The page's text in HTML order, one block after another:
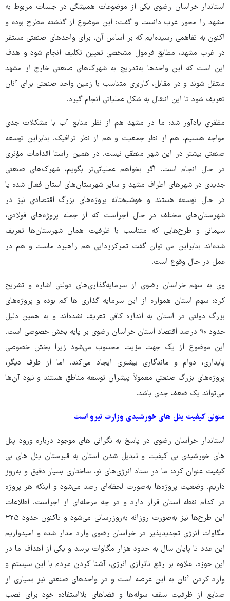
استاندار خراسان رضوی یکی از موضوعات همیشگی در جلسات مربوط به
مشهد را محور غرب دانست و گفت: این موضوع از گذشته مطرح بوده و
اکنون به تفاهمی رسیده‌ایم که بر اساس آن، برای واحدهای صنعتی مستقر
در غرب مشهد، مطابق فرمول مشخصی تعیین تکلیف انجام شود و هدف
این است که این واحدها به‌تدریج به شهرک‌های صنعتی خارج از مشهد
منتقل شوند و در مقابل، کاربری متناسب با زمین واحد صنعتی برای آنان
تعریف شود تا این انتقال به شکل عملیاتی انجام گیرد.
مظفری یادآور شد: ما در مشهد هم از نظر منابع آب با مشکلات جدی
مواجه هستیم، هم از نظر جمعیت و هم از نظر ترافیک. بنابراین توسعه
صنعتی بیشتر در این شهر منطقی نیست. در همین راستا اقدامات مؤثری
در حال انجام است. اگر بخواهم عملیاتی‌تر بگویم، شهرک‌های صنعتی
جدیدی در شهرهای اطراف مشهد و سایر شهرستان‌های استان فعال شده یا
در حال توسعه هستند و خوشبختانه پروژه‌های بزرگ اقتصادی نیز در
شهرستان‌های مختلف در حال اجراست که از جمله پروژه‌های فولادی،
سیمانی و طرح‌هایی که متناسب با ظرفیت همان شهرستان‌ها تعریف
شده‌اند بنابراین می توان گفت تمرکززدایی هم راهبرد ماست و هم در
عمل در حال وقوع است.
وی به سهم خراسان رضوی از سرمایه‌گذاری‌های دولتی اشاره و تشریح
کرد: سهم استان همواره از این سرمایه گذاری ها کم بوده و پروژه‌های
بزرگ دولتی در استان به اندازه کافی تعریف نشده‌اند و به همین دلیل
حدود ۹۰ درصد اقتصاد استان خراسان رضوی بر پایه بخش خصوصی است.
این موضوع از یک جهت مزیت محسوب می‌شود زیرا بخش خصوصی
پایداری، دوام و ماندگاری بیشتری ایجاد می‌کند. اما از طرف دیگر،
پروژه‌های بزرگ صنعتی معمولاً پیشران توسعه مناطق هستند و نبود آن‌ها
می‌تواند یک ضعف جدی باشد.
متولی کیفیت پنل های خورشیدی وزارت نیرو است
استاندار خراسان رضوی در پاسخ به نگرانی های موجود درباره ورود پنل
های خورشیدی بی کیفیت و تبدیل شدن استان به قبرستان پنل های بی
کیفیت عنوان کرد: ما در ستاد انرژی‌های نو، ساختاری بسیار دقیق و به‌روز
داریم. وضعیت پروژه‌ها به‌صورت لحظه‌ای رصد می‌شود و اینکه هر پروژه
در کدام نقطه استان قرار دارد و در چه مرحله‌ای از اجراست. اطلاعات
این طرح‌ها نیز به‌صورت روزانه به‌روزرسانی می‌شود و تاکنون حدود ۳۲۵
مگاوات انرژی تجدیدپذیر در خراسان رضوی وارد مدار شده و امیدواریم
این عدد تا پایان سال به حدود هزار مگاوات برسد و یکی از اهداف ما در
این حوزه، علاوه بر رفع ناترازی انرژی، آشنا کردن مردم با این سیستم و
وارد کردن آنان به این عرصه است و در واحدهای صنعتی نیز بسیاری از
صنایع از ظرفیت سقف سوله‌ها و فضاهای بلااستفاده خود برای نصب